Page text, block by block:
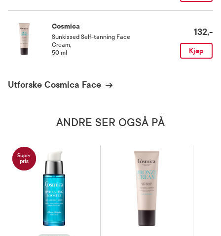
Cosmica
Sunkissed Self-tanning Face
Cream
50 ml
132,-
Kjøp
Utforske Cosmica Face
ANDRE SER OGSÅ PÅ
Super
pris